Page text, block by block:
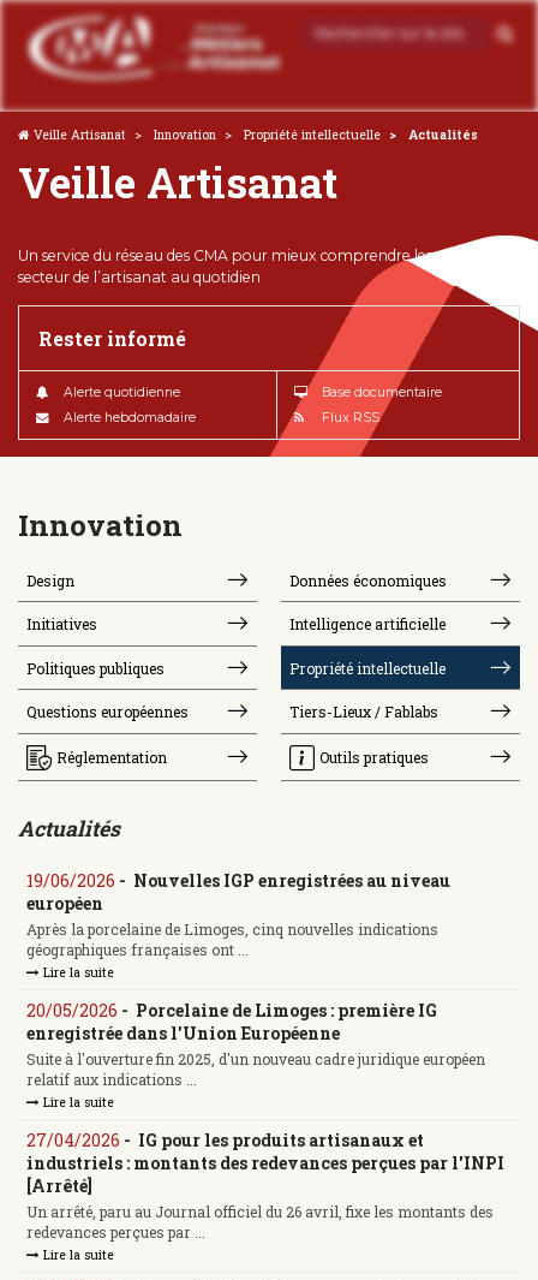
Veille Artisanat Innovation Propriété intellectuelle Actualités
Veille Artisanat
Un service du réseau des CMA pour mieux comprendre les enjeux du
secteur de l’artisanat au quotidien
Rester informé
Alerte quotidienne
Alerte hebdomadaire
Base documentaire
Flux RSS
Innovation
Design Données économiques
Initiatives Intelligence artificielle
Politiques publiques Propriété intellectuelle
Questions européennes Tiers-Lieux / Fablabs
Réglementation Outils pratiques
Actualités
19/06/2026 - Nouvelles IGP enregistrées au niveau
européen
Après la porcelaine de Limoges, cinq nouvelles indications
géographiques françaises ont ...
Lire la suite
20/05/2026 - Porcelaine de Limoges : première IG
enregistrée dans l'Union Européenne
Suite à l'ouverture fin 2025, d'un nouveau cadre juridique européen
relatif aux indications ...
Lire la suite
27/04/2026 - IG pour les produits artisanaux et
industriels : montants des redevances perçues par l'INPI
[Arrêté]
Un arrêté, paru au Journal officiel du 26 avril, fixe les montants des
redevances perçues par ...
Lire la suite